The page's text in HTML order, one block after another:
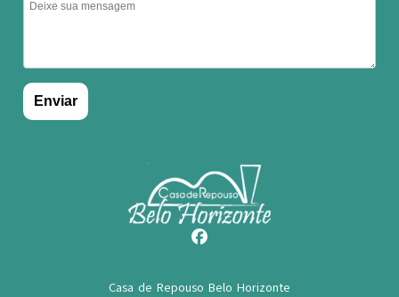
Casa de Repouso Belo Horizonte